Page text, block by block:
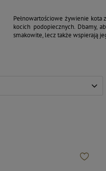
Pełnowartościowe żywienie kota
kocich podopiecznych. Dbamy,
smakowite, lecz także wspierają